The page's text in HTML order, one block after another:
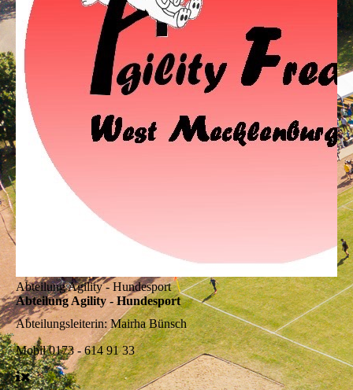
Abteilung Agility - Hundesport
Abteilung Agility - Hundesport
Abteilungsleiterin:Mairha Bünsch
Mobil0173 - 614 91 33